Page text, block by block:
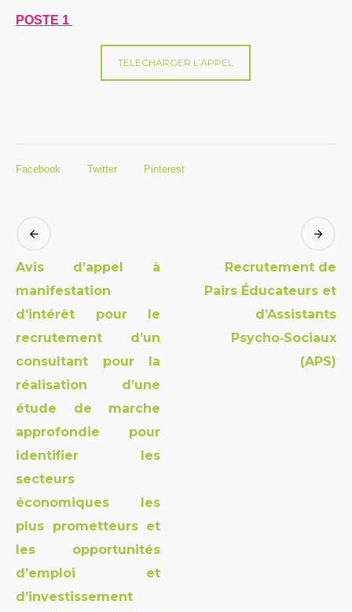
POSTE 1
TELECHARGER L’APPEL
Facebook Twitter Pinterest
Avis d’appel à
manifestation
d’intérêt pour le
recrutement d’un
consultant pour la
réalisation d’une
étude de marche
approfondie pour
identifier les
secteurs
économiques les
plus prometteurs et
les opportunités
d’emploi et
d’investissement
Recrutement de
Pairs Éducateurs et
d’Assistants
Psycho‑Sociaux
(APS)